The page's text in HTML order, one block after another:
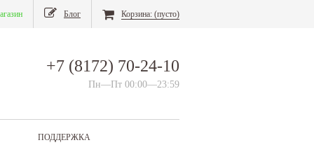
Блог Корзина: (пусто)
+7 (8172) 70-24-10
Пн—Пт 00:00—23:59
ПОДДЕРЖКА